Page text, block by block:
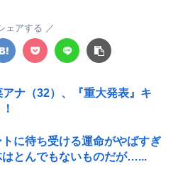
ェアする
アナ（32）、『重大発表』キ
に待ち受ける運命がやばすぎ
とんでもないものだが…...